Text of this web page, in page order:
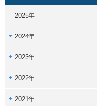
2025年
2024年
2023年
2022年
2021年